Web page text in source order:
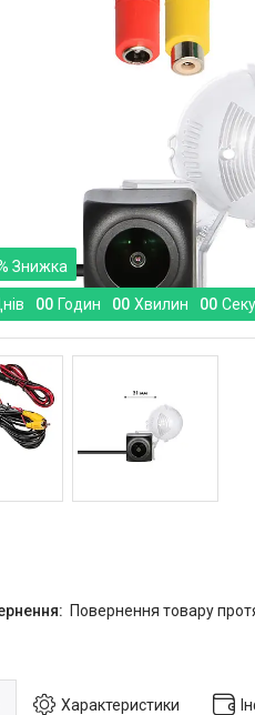
00 Годин 00 Хвилин 00
повернення товару
Характеристики